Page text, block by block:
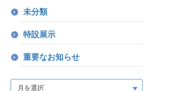
未分類
特設展示
重要なお知らせ